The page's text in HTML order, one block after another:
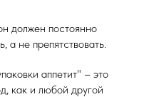
должен постоянно
а не препятствовать.
аппетит" – это
как и любой другой